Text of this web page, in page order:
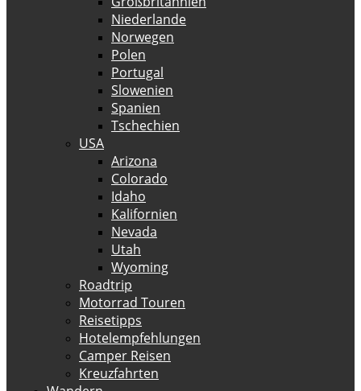
Niederlande
Norwegen
Polen
Portugal
Slowenien
Spanien
Tschechien
USA
Arizona
Colorado
Idaho
Kalifornien
Nevada
Utah
Wyoming
Roadtrip
Motorrad Touren
Reisetipps
Hotelempfehlungen
Camper Reisen
Kreuzfahrten